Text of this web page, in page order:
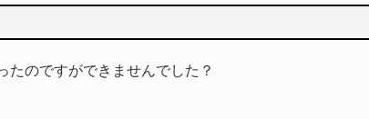
たのですができませんでした？